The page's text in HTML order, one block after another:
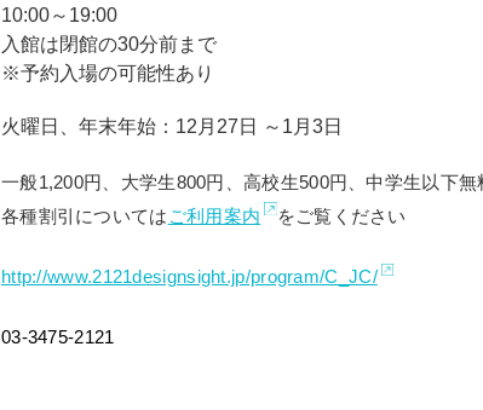
10:00～19:00
入館は閉館の30分前まで
※予約入場の可能性あり
火曜日、年末年始：12月27日 ～1月3日
一般1,200円、大学生800円、高校生500円、中学生以下無
各種割引については ご利用案内 をご覧ください
http://www.2121designsight.jp/program/C_JC/
03-3475-2121